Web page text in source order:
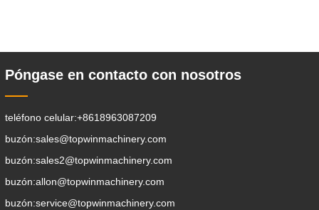
zanjas, la limpieza de avenidas . Un
Póngase en contacto con nosotros
teléfono celular:+8618963087209
buzón:sales@topwinmachinery.com
buzón:sales2@topwinmachinery.com
buzón:allon@topwinmachinery.com
buzón:service@topwinmachinery.com